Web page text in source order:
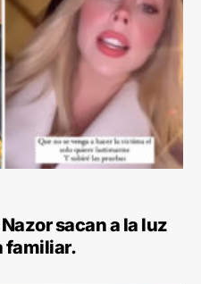
sacan a la luz
familiar.